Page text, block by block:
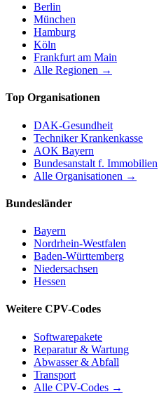
Berlin
München
Hamburg
Köln
Frankfurt am Main
Alle Regionen →
Top Organisationen
DAK-Gesundheit
Techniker Krankenkasse
AOK Bayern
Bundesanstalt f. Immobilien
Alle Organisationen →
Bundesländer
Bayern
Nordrhein-Westfalen
Baden-Württemberg
Niedersachsen
Hessen
Weitere CPV-Codes
Softwarepakete
Reparatur & Wartung
Abwasser & Abfall
Transport
Alle CPV-Codes →